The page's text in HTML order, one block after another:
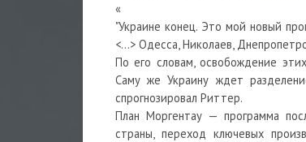
«
"Украине конец. Это мой новый
<…> Одесса, Николаев,
По его словам, освобождение
Саму же Украину ждет
спрогнозировал Риттер.
План Моргентау — программа
страны, переход ключевых